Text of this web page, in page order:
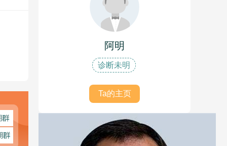
阿明
诊断未明
Ta的主页